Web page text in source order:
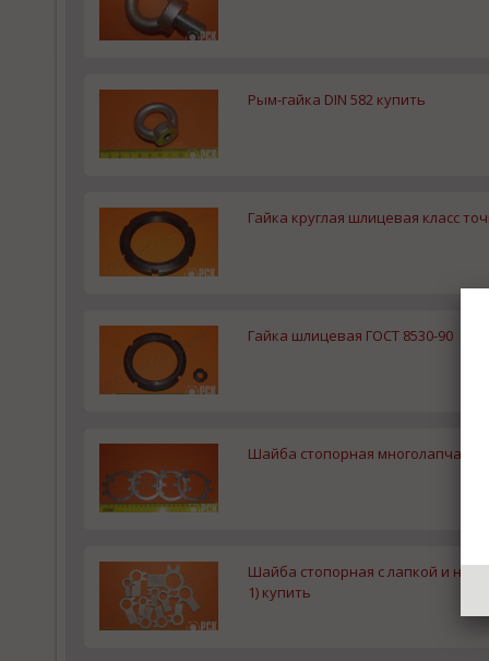
Рым-гайка DIN 582 купить
Гайка круглая шлицевая класс
Гайка шлицевая ГОСТ 8530-90
Шайба стопорная многолапчатая
Шайба стопорная с лапкой и
1) купить